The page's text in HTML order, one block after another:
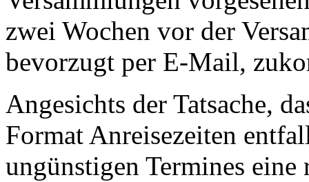
zwei Wochen vor der
bevorzugt per E-Mail,
Angesichts der Tatsache,
Format Anreisezeiten
ungünstigen Termines eine